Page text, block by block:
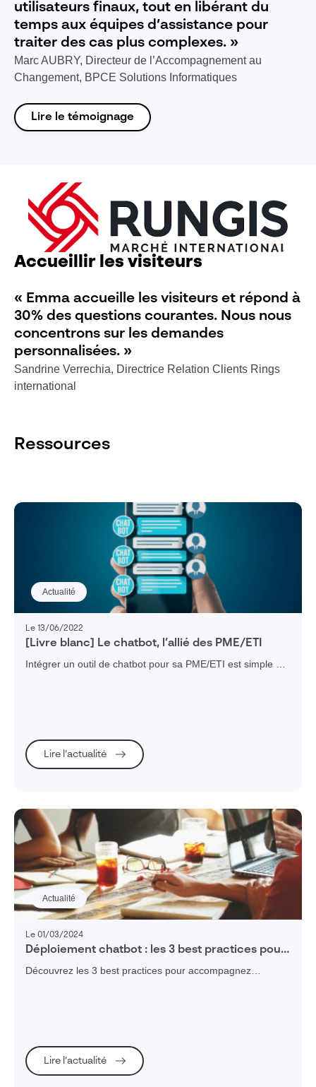
utilisateurs finaux, tout en libérant du
temps aux équipes d’assistance pour
traiter des cas plus complexes. »
Marc AUBRY, Directeur de l’Accompagnement au
Changement, BPCE Solutions Informatiques
Lire le témoignage
Accueillir les visiteurs
« Emma accueille les visiteurs et répond à
30% des questions courantes. Nous nous
concentrons sur les demandes
personnalisées. »
Sandrine Verrechia, Directrice Relation Clients Rings
international
Ressources
Actualité
Le 13/06/2022
[Livre blanc] Le chatbot, l’allié des PME/ETI
Intégrer un outil de chatbot pour sa PME/ETI est simple et
Lire l’actualité
Actualité
Le 01/03/2024
Déploiement chatbot : les 3 best practices pour
accompagner vos équipes
Découvrez les 3 best practices pour accompagnez
Lire l’actualité